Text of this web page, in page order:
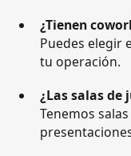
¿Tienen
Puedes elegir
tu operación.
¿Las salas de
Tenemos